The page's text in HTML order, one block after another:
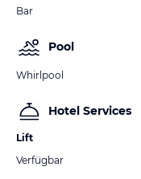
Bar
Pool
Whirlpool
Hotel Services
Lift
Verfügbar